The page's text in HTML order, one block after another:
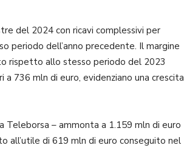
del 2024 con ricavi complessivi per
periodo dell’anno precedente. Il margine
rispetto allo stesso periodo del 2023
736 mln di euro, evidenziano una crescita
Teleborsa – ammonta a 1.159 mln di euro
all’utile di 619 mln di euro conseguito nel